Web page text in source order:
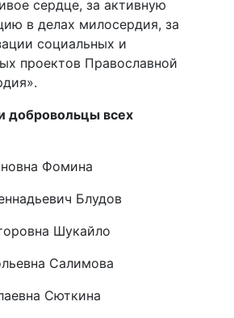
сердце, за активную
в делах милосердия, за
социальных и
проектов Православной
добровольцы всех
Фомина
Блудов
Шукайло
Салимова
Сюткина